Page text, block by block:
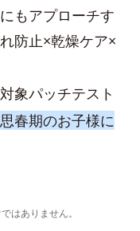
もアプローチす
防止×乾燥ケア×
象パッチテスト
春期のお子様に
はありません。